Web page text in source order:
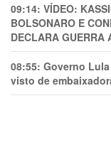
09:14: VÍDEO:
BOLSONARO E
DECLARA GUERRA
08:55: Governo
visto de